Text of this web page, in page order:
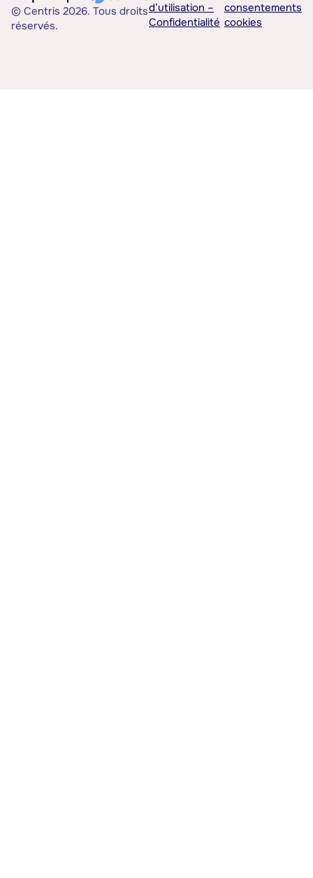
© Centris 2026. Tous droits
réservés.
d’utilisation –
Confidentialité
consentements
cookies